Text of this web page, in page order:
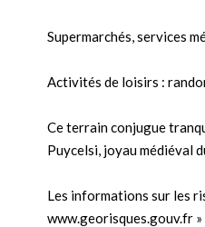
Supermarchés, services
Activités de loisirs :
Ce terrain conjugue
Puycelsi, joyau médiéval
Les informations sur les
www.georisques.gouv.fr »